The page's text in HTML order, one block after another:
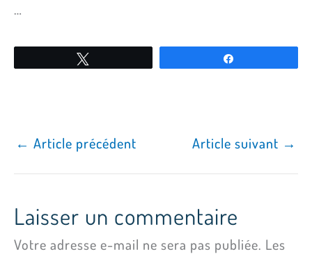
…
← Article précédent Article suivant →
Laisser un commentaire
Votre adresse e-mail ne sera pas publiée. Les